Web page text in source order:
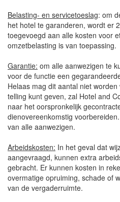
Belasting- en servicetoeslag: om
het hotel te garanderen, wordt er
toegevoegd aan alle kosten voor
omzetbelasting is van toepassing.
Garantie: om alle aanwezigen te
voor de functie een
Helaas mag dit aantal niet
telling kunt geven, zal Hotel and
naar het oorspronkelijk
dienovereenkomstig
van alle aanwezigen.
Arbeidskosten: In het geval dat
aangevraagd, kunnen extra
gebracht. Er kunnen kosten in
overmatige opruiming, schade of
van de vergaderruimte.